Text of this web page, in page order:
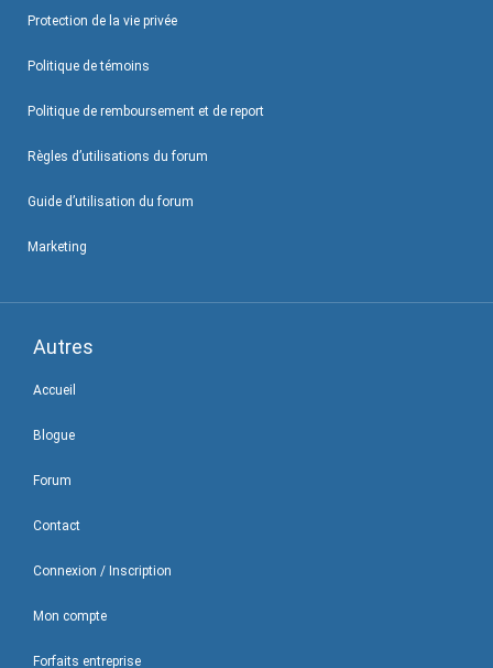
Protection de la vie privée
Politique de témoins
Politique de remboursement et de report
Règles d’utilisations du forum
Guide d’utilisation du forum
Marketing
Autres
Accueil
Blogue
Forum
Contact
Connexion / Inscription
Mon compte
Forfaits entreprise